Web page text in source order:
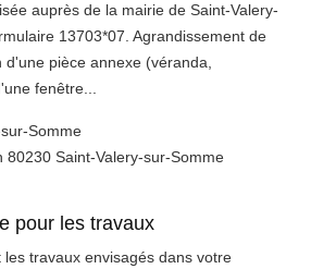
auprès de la mairie de Saint-Valery-
13703*07. Agrandissement de
pièce annexe (véranda,
fenêtre...
Somme
80230 Saint-Valery-sur-Somme
pour les travaux
travaux envisagés dans votre